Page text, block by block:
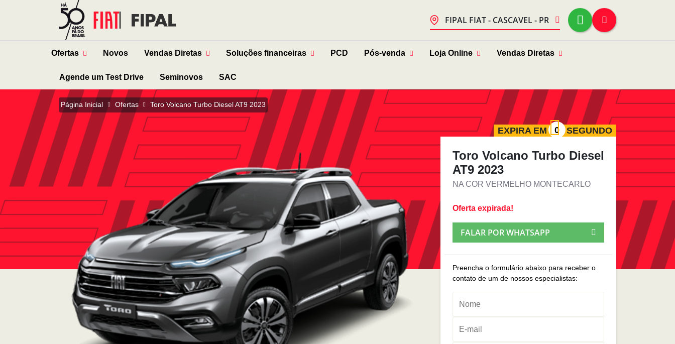
FIPAL FIAT - CASCAVEL - PR
Ofertas Novos Vendas Diretas Soluções financeiras PCD Pós-venda Loja Online Vendas Diretas
Agende um Test Drive Seminovos SAC
Página Inicial Ofertas Toro Volcano Turbo Diesel AT9 2023
EXPIRA EM SEGUNDO
Toro Volcano Turbo Diesel
AT9 2023
NA COR VERMELHO MONTECARLO
Oferta expirada!
FALAR POR WHATSAPP
Preencha o formulário abaixo para receber o
contato de um de nossos especialistas: